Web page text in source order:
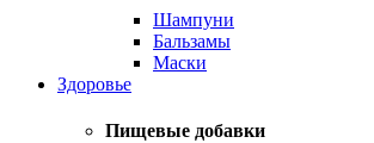
Шампуни
Бальзамы
Маски
Здоровье
Пищевые добавки